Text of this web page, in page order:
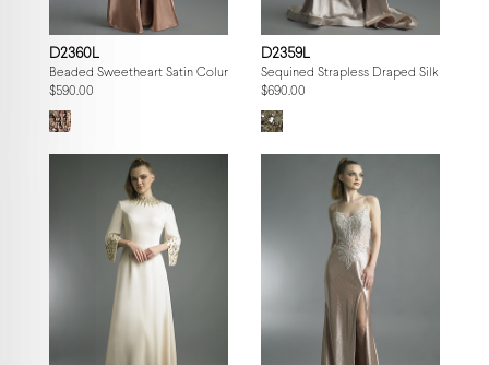
D2360L
Beaded Sweetheart Satin Column Gown
$590.00
D2359L
Sequined Strapless Draped Silk Gown
$690.00